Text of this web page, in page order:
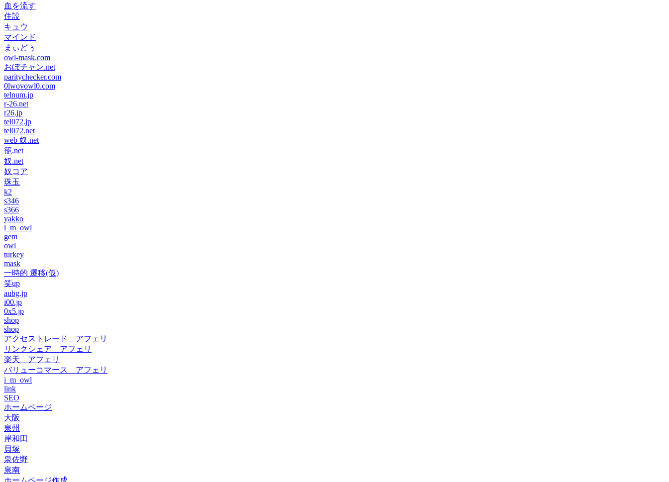
血を流す
住設
キュウ
マインド
まぃどぅ
owl-mask.com
おぼチャン.net
paritychecker.com
0lwovowl0.com
telnum.jp
r-26.net
r26.jp
tel072.jp
tel072.net
web 奴.net
籠.net
奴.net
奴コア
珠玉
k2
s346
s366
yakko
i_m_owl
gem
owl
turkey
mask
一時的 遷移(仮)
笑up
aubg.jp
i00.jp
0x5.jp
shop
shop
アクセストレード アフェリ
リンクシェア アフェリ
楽天 アフェリ
バリューコマース アフェリ
i_m_owl
link
SEO
ホームページ
大阪
泉州
岸和田
貝塚
泉佐野
泉南
ホームページ作成